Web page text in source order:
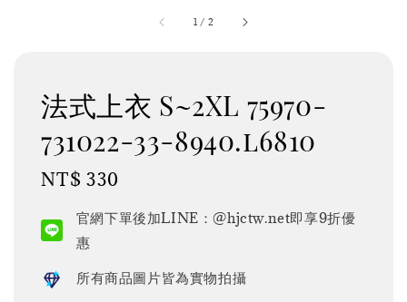
1 / 2
法式上衣 S~2XL 75970-
731022-33-8940.l6810
Regular
NT$ 330
官網下單後加LINE：@hjctw.net即享9折優
惠
所有商品圖片皆為實物拍攝